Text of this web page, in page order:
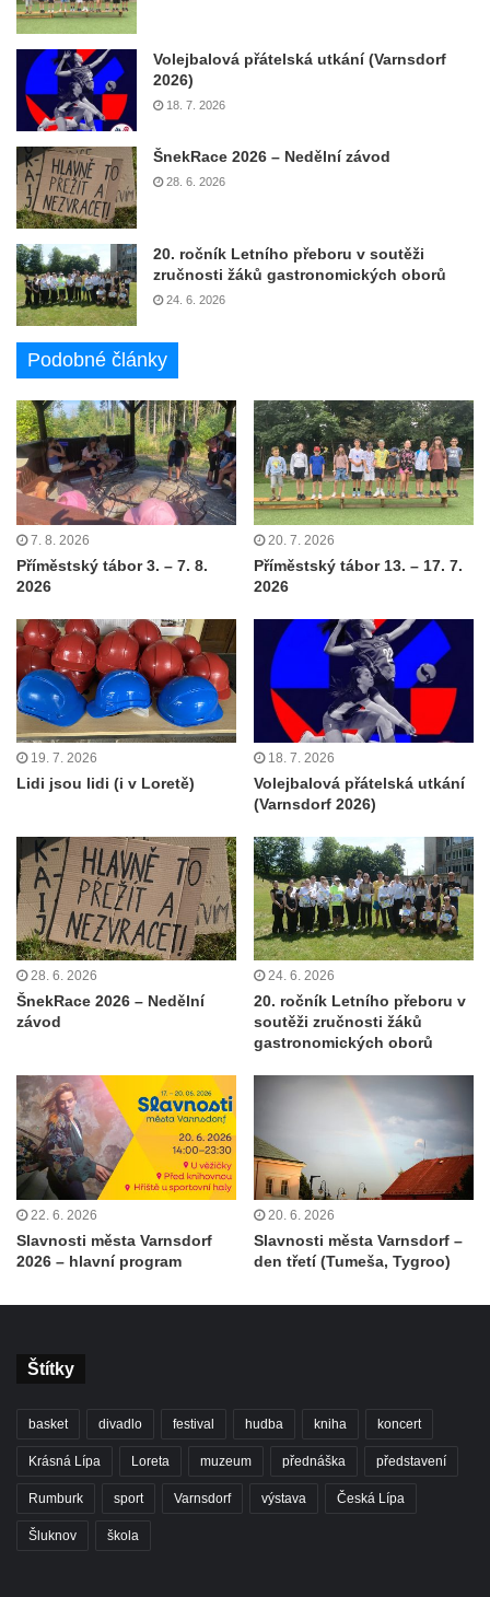
Volejbalová přátelská utkání (Varnsdorf
2026)
18. 7. 2026
ŠnekRace 2026 – Nedělní závod
28. 6. 2026
20. ročník Letního přeboru v soutěži
zručnosti žáků gastronomických oborů
24. 6. 2026
Podobné články
7. 8. 2026
Příměstský tábor 3. – 7. 8.
2026
20. 7. 2026
Příměstský tábor 13. – 17. 7.
2026
19. 7. 2026
Lidi jsou lidi (i v Loretě)
18. 7. 2026
Volejbalová přátelská utkání
(Varnsdorf 2026)
28. 6. 2026
ŠnekRace 2026 – Nedělní
závod
24. 6. 2026
20. ročník Letního přeboru v
soutěži zručnosti žáků
gastronomických oborů
22. 6. 2026
Slavnosti města Varnsdorf
2026 – hlavní program
20. 6. 2026
Slavnosti města Varnsdorf –
den třetí (Tumeša, Tygroo)
Štítky
basket divadlo festival hudba kniha koncert
Krásná Lípa Loreta muzeum přednáška představení
Rumburk sport Varnsdorf výstava Česká Lípa
Šluknov škola